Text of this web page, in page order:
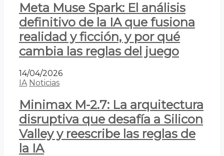
Meta Muse Spark: El análisis
definitivo de la IA que fusiona
realidad y ficción, y por qué
cambia las reglas del juego
14/04/2026
IA Noticias
Minimax M-2.7: La arquitectura
disruptiva que desafía a Silicon
Valley y reescribe las reglas de
la IA